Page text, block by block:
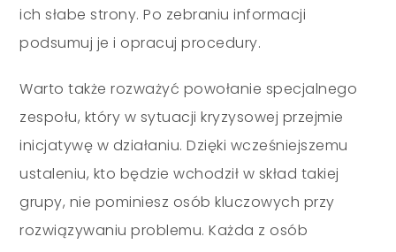
ich słabe strony. Po zebraniu informacji
podsumuj je i opracuj procedury.
Warto także rozważyć powołanie specjalnego
zespołu, który w sytuacji kryzysowej przejmie
inicjatywę w działaniu. Dzięki wcześniejszemu
ustaleniu, kto będzie wchodził w skład takiej
grupy, nie pominiesz osób kluczowych przy
rozwiązywaniu problemu. Każda z osób